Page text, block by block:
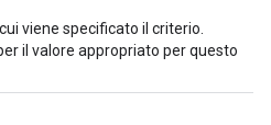
viene specificato il criterio.
il valore appropriato per questo